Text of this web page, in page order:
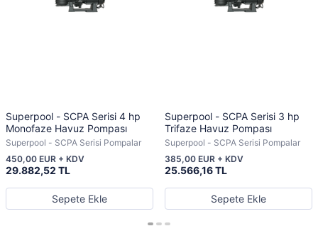
Superpool - SCPA Serisi 4 hp
Monofaze Havuz Pompası
Superpool - SCPA Serisi Pompalar
29.882,52 TL
450,00 EUR + KDV
Sepete Ekle
Superpool - SCPA Serisi 3 hp
Trifaze Havuz Pompası
Superpool - SCPA Serisi Pompalar
25.566,16 TL
385,00 EUR + KDV
Sepete Ekle